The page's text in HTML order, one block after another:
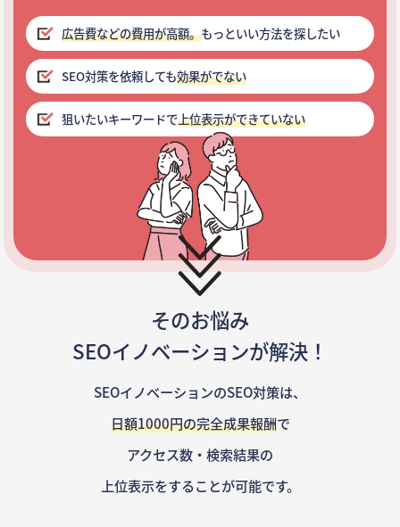
広告費などの費用が高額。もっといい方法を探したい
SEO対策を依頼しても効果がでない
狙いたいキーワードで上位表示ができていない
そのお悩み
SEOイノベーションが解決！
SEOイノベーションのSEO対策は、
日額1000円の完全成果報酬で
アクセス数・検索結果の
上位表示をすることが可能です。